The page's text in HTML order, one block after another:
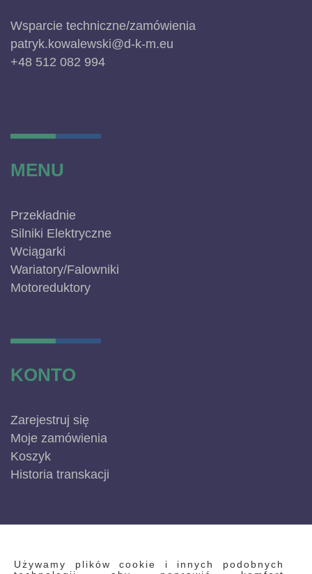
Używamy plików cookie i innych podobnych
Wsparcie techniczne/zamówienia
patryk.kowalewski@d-k-m.eu
+48 512 082 994
MENU
Przekładnie
Silniki Elektryczne
Wciągarki
Wariatory/Falowniki
Motoreduktory
KONTO
Zarejestruj się
Moje zamówienia
Koszyk
Historia transkacji
INFORMACJE